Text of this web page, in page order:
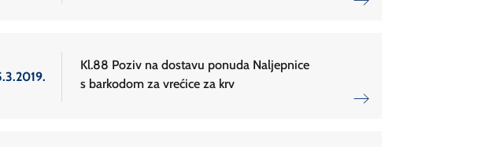
Kl.88 Poziv na dostavu ponuda Naljepnice
s barkodom za vrećice za krv